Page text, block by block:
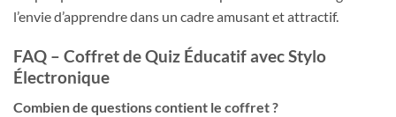
l’envie d’apprendre dans un cadre amusant et attractif.
FAQ – Coffret de Quiz Éducatif avec Stylo
Électronique
Combien de questions contient le coffret ?